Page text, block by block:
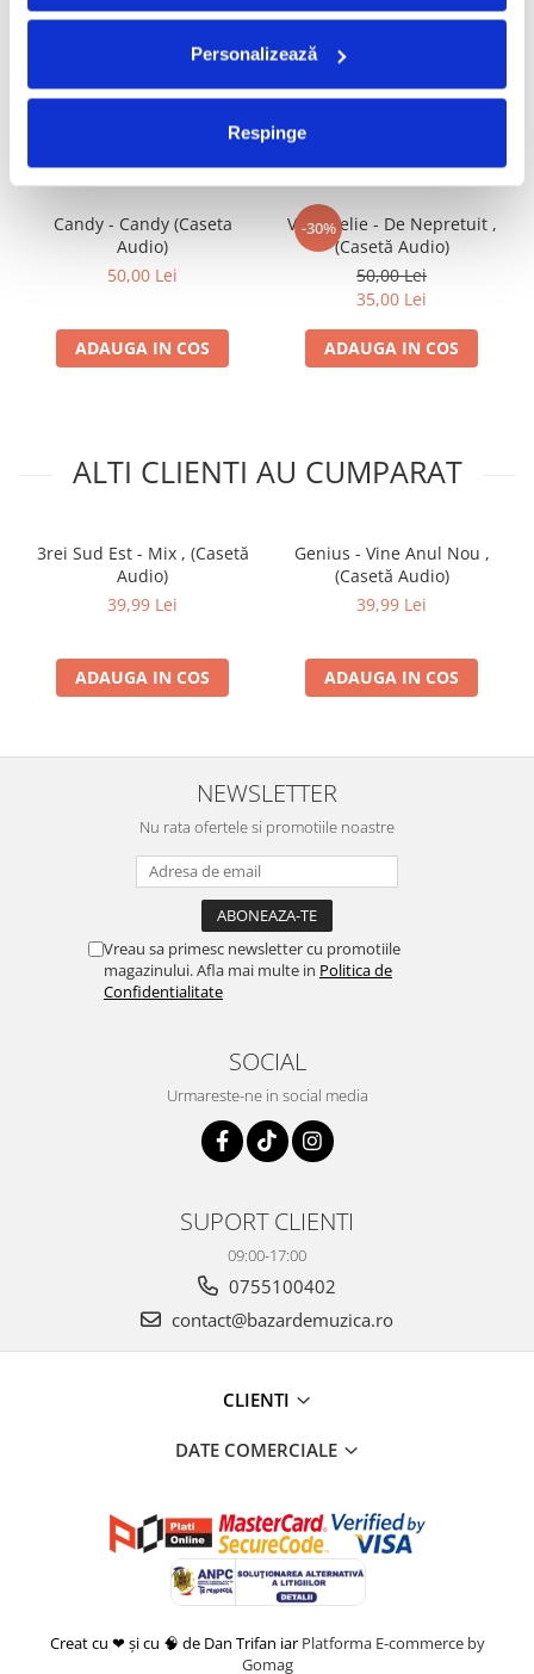
Personalizează
Respinge
FRECVENT CUMPARATE
IMPREUNA
Candy - Candy (Caseta
Audio)
50,00 Lei
ADAUGA IN COS
-30%
Vali Vijelie - De Nepretuit ,
(Casetă Audio)
50,00 Lei
35,00 Lei
ADAUGA IN COS
ALTI CLIENTI AU CUMPARAT
3rei Sud Est - Mix , (Casetă
Audio)
39,99 Lei
ADAUGA IN COS
Genius - Vine Anul Nou ,
(Casetă Audio)
39,99 Lei
ADAUGA IN COS
NEWSLETTER
Nu rata ofertele si promotiile noastre
Vreau sa primesc newsletter cu promotiile
magazinului. Afla mai multe in Politica de
Confidentialitate
SOCIAL
Urmareste-ne in social media
SUPORT CLIENTI
09:00-17:00
0755100402
contact@bazardemuzica.ro
CLIENTI
DATE COMERCIALE
Creat cu ❤ și cu 🧠 de Dan Trifan iar Platforma E-commerce by
Gomag